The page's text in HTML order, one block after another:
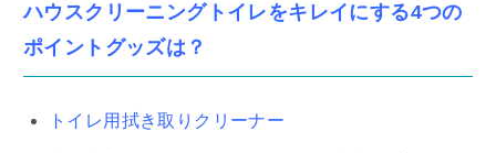
ハウスクリーニングトイレをキレイにする4つの
ポイントグッズは？
トイレ用拭き取りクリーナー